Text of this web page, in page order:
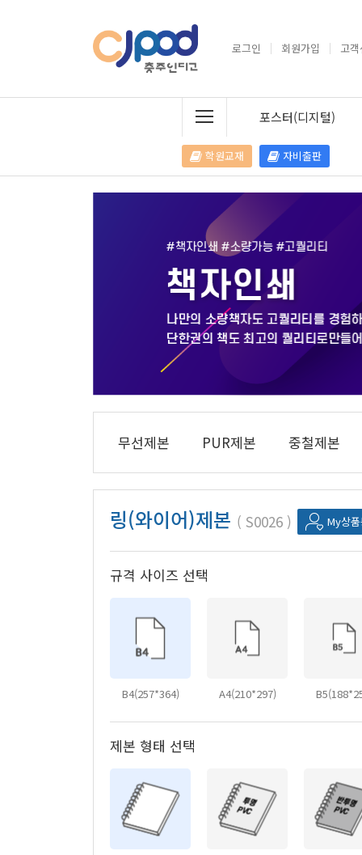
로그인 회원가입 고
포스터(디지털)
학원교재 자비출판
무선제본 PUR제본 중철제본
링(와이어)제본 S0026 My상
규격 사이즈 선택
B4(257*364) A4(210*297)
제본 형태 선택